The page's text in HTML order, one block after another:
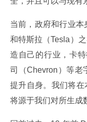
当前，政府和行业本
和特斯拉（Tesla）
造自己的行业，卡
司（Chevron）等老
提升自身。我们将
将源于我们对所生成